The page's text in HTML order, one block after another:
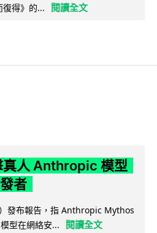
復得》的...
閱讀全文
真人 Anthropic 模型
者
發布報告，指 Anthropic Mythos
型在網絡安...
閱讀全文